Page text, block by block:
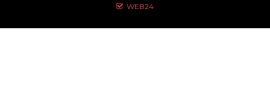
WEB24